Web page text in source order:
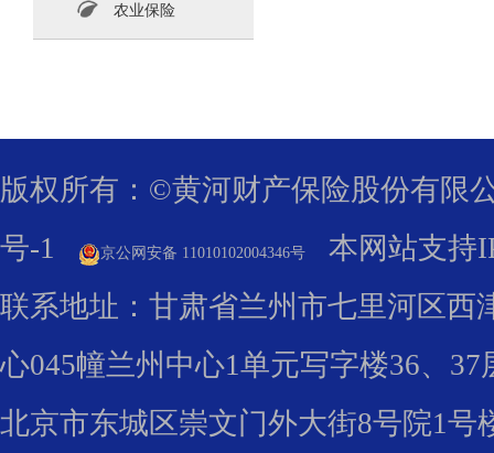
农业保险
版权所有 ：©黄河财产保险股份有
号-1
京公网安备 11010102004346号
本网站支持
联系地址：甘肃省兰州市七里河区西
心045幢兰州中心1单元写字楼36、37
北京市东城区崇文门外大街8号院1号